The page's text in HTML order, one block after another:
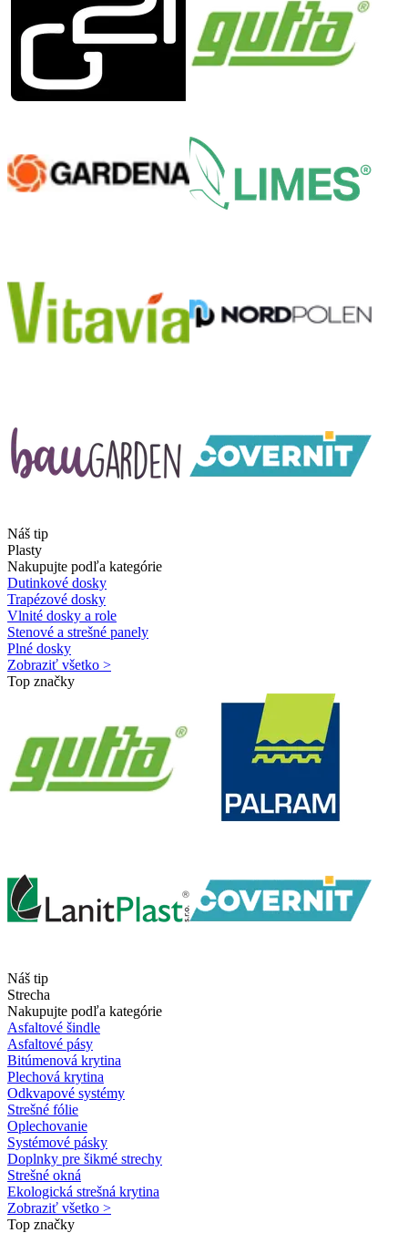
Náš tip
Plasty
Nakupujte podľa kategórie
Dutinkové dosky
Trapézové dosky
Vlnité dosky a role
Stenové a strešné panely
Plné dosky
Zobraziť všetko >
Top značky
Náš tip
Strecha
Nakupujte podľa kategórie
Asfaltové šindle
Asfaltové pásy
Bitúmenová krytina
Plechová krytina
Odkvapové systémy
Strešné fólie
Oplechovanie
Systémové pásky
Doplnky pre šikmé strechy
Strešné okná
Ekologická strešná krytina
Zobraziť všetko >
Top značky